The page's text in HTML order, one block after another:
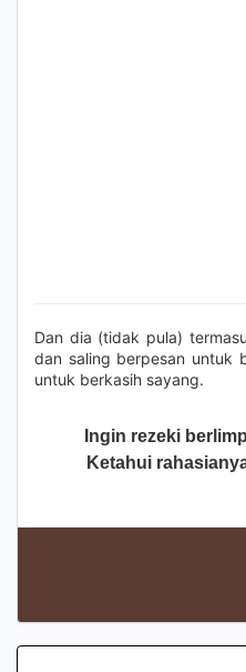
Dan dia (tidak pula)
dan saling berpesan untuk
untuk berkasih sayang.
Ingin rezeki
Ketahui